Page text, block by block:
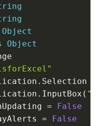
Object
Object
.
. InputBox (
=
False
=
False